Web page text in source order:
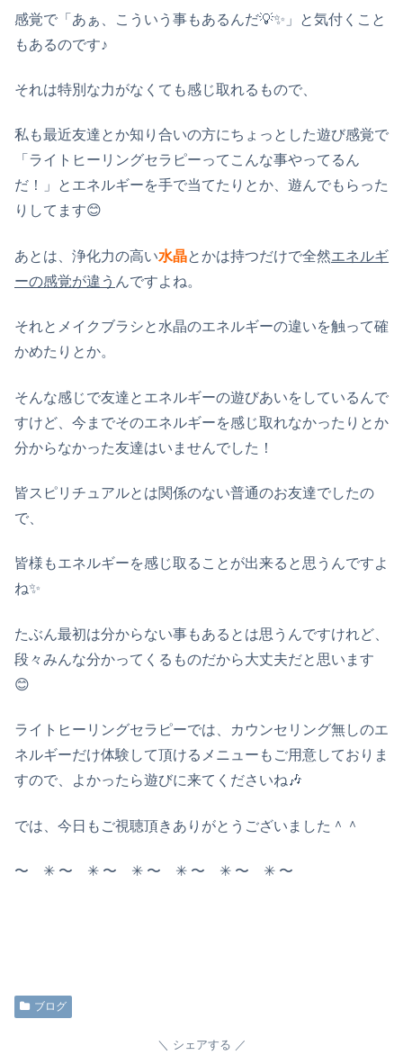
感覚で「あぁ、こういう事もあるんだ💡✨」と気付くこと
もあるのです♪
それは特別な力がなくても感じ取れるもので、
私も最近友達とか知り合いの方にちょっとした遊び感覚で
「ライトヒーリングセラピーってこんな事やってるん
だ！」とエネルギーを手で当てたりとか、遊んでもらった
りしてます😊
あとは、浄化力の高い水晶とかは持つだけで全然エネルギ
ーの感覚が違う んですよね。
それとメイクブラシと水晶のエネルギーの違いを触って確
かめたりとか。
そんな感じで友達とエネルギーの遊びあいをしているんで
すけど、今までそのエネルギーを感じ取れなかったりとか
分からなかった友達はいませんでした！
皆スピリチュアルとは関係のない普通のお友達でしたの
で、
皆様もエネルギーを感じ取ることが出来ると思うんですよ
ね✨
たぶん最初は分からない事もあるとは思うんですけれど、
段々みんな分かってくるものだから大丈夫だと思います
😊
ライトヒーリングセラピーでは、カウンセリング無しのエ
ネルギーだけ体験して頂けるメニューもご用意しておりま
すので、よかったら遊びに来てくださいね🎶
では、今日もご視聴頂きありがとうございました＾＾
〜 ✳︎ 〜 ✳︎ 〜 ✳︎ 〜 ✳︎ 〜 ✳︎ 〜 ✳︎ 〜
ブログ
シェアする